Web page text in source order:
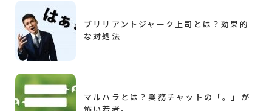
ブリリアントジャーク上司とは？効果的
な対処法
マルハラとは？業務チャットの「。」が